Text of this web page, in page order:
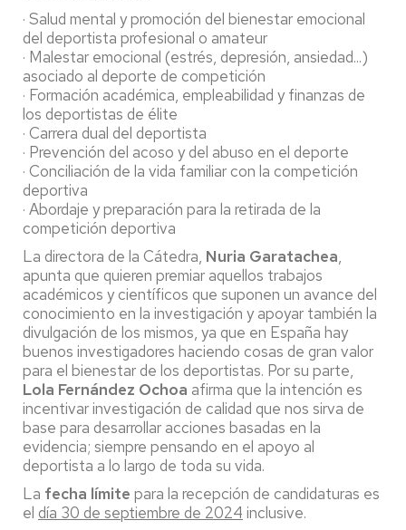
· Salud mental y promoción del bienestar emocional
del deportista profesional o amateur
· Malestar emocional (estrés, depresión, ansiedad...)
asociado al deporte de competición
· Formación académica, empleabilidad y finanzas de
los deportistas de élite
· Carrera dual del deportista
· Prevención del acoso y del abuso en el deporte
· Conciliación de la vida familiar con la competición
deportiva
· Abordaje y preparación para la retirada de la
competición deportiva
La directora de la Cátedra, Nuria Garatachea,
apunta que quieren premiar aquellos trabajos
académicos y científicos que suponen un avance del
conocimiento en la investigación y apoyar también la
divulgación de los mismos, ya que en España hay
buenos investigadores haciendo cosas de gran valor
para el bienestar de los deportistas. Por su parte,
Lola Fernández Ochoa afirma que la intención es
incentivar investigación de calidad que nos sirva de
base para desarrollar acciones basadas en la
evidencia; siempre pensando en el apoyo al
deportista a lo largo de toda su vida.
La fecha límite para la recepción de candidaturas es
el día 30 de septiembre de 2024 inclusive.